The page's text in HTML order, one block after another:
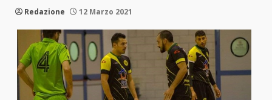
Redazione 12 Marzo 2021